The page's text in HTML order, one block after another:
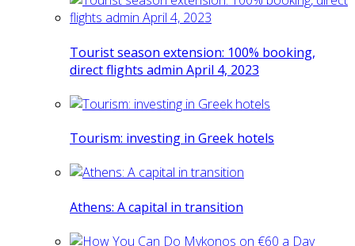
Tourist season extension: 100% booking,
direct flights admin April 4, 2023
Tourism: investing in Greek hotels
Athens: A capital in transition